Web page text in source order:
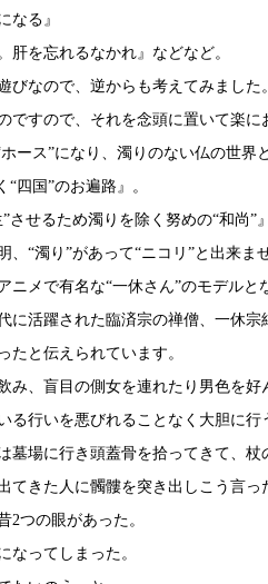
なる』
肝を忘れるなかれ』などなど。
びなので、逆からも考えてみました
ですので、それを念頭に置いて楽に
ホース”になり、濁りのない仏の世
“四国”のお遍路』。
させるため濁りを除く努めの“和尚”
、“濁り”があって“ニコリ”と出来ま
ニメで有名な“一休さん”のモデル
に活躍された臨済宗の禅僧、一休
たと伝えられています。
み、盲目の側女を連れたり男色を
る行いを悪びれることなく大胆に
墓場に行き頭蓋骨を拾ってきて、
てきた人に髑髏を突き出しこう言っ
2つの眼があった。
なってしまった。